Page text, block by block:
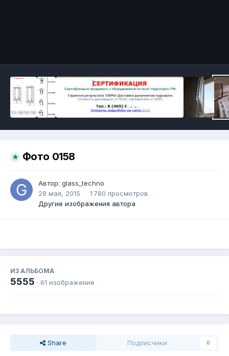
Фото 0158
Автор: glass_techno
28 мая, 2015
1 780 просмотров
Другие изображения автора
ИЗ АЛЬБОМА
5555 · 61 изображение
Share Подписчики 0